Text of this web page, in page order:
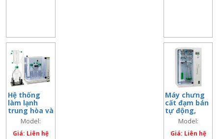
Hệ thống
làm lạnh
trung hòa và
ngưng tụ
khí, Model:
FoodALYT
Model:
FoodALYT COOL
Giá: Liên hệ
Máy chưng
cất đạm bán
tự động,
Model:
FoodALYT D
2000
Model:
FoodALYT D
Giá: Liên hệ